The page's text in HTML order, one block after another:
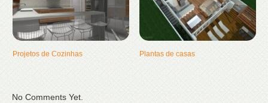
Projetos de Cozinhas Plantas de casas
No Comments Yet.